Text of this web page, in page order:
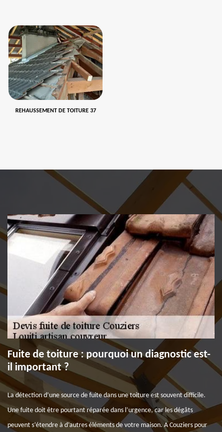
REHAUSSEMENT DE TOITURE 37
Fuite de toiture : pourquoi un diagnostic est-
il important ?
La détection d’une source de fuite dans une toiture est souvent difficile.
Une fuite doit être pourtant réparée dans l’urgence, car les dégâts
peuvent s’étendre à d’autres éléments de votre maison. A Couziers pour